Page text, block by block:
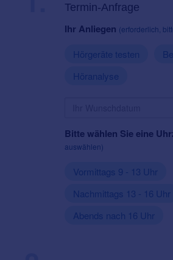
Termin-Anfrage
Ihr Anliegen (erforderlich,
Hörgeräte testen
Höranalyse
Bitte wählen Sie eine
auswählen)
Vormittags 9 - 13 Uhr
Nachmittags 13 - 16 Uhr
Abends nach 16 Uhr